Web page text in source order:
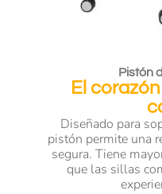
Pistón
El
Diseñado para
pistón permite una
segura. Tiene
que las sillas